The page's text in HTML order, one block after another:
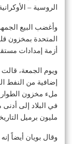
الروسية –
وأغضب البيع
المتحدة بمخزون
أزمة إمدادات
إضافية من النفط
ملء مخزون
مليون برميل
وقال بويان أيضاً